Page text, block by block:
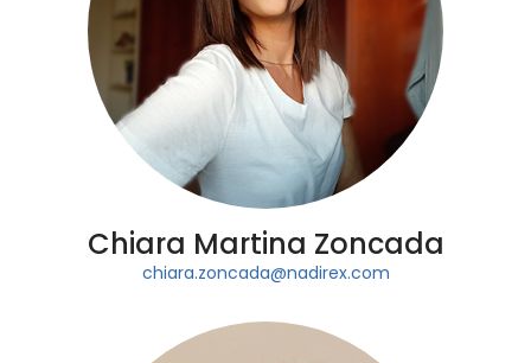
Chiara Martina Zoncada
chiara.zoncada@nadirex.com